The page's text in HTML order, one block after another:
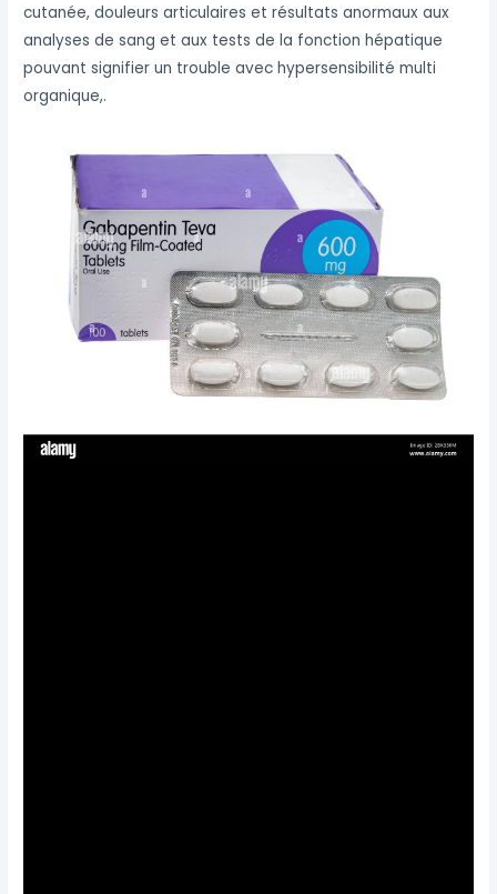
cutanée, douleurs articulaires et résultats anormaux aux
analyses de sang et aux tests de la fonction hépatique
pouvant signifier un trouble avec hypersensibilité multi
organique,.